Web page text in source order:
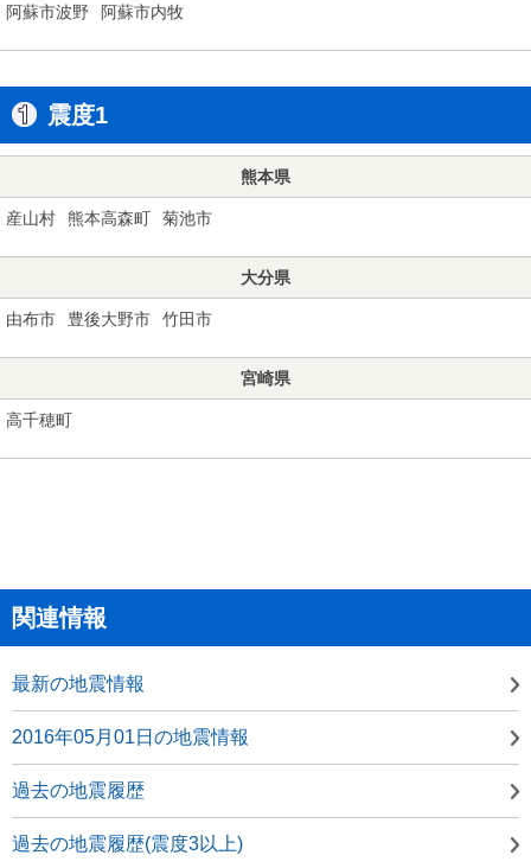
阿蘇市波野 阿蘇市内牧
震度1
熊本県
産山村 熊本高森町 菊池市
大分県
由布市 豊後大野市 竹田市
宮崎県
高千穂町
関連情報
最新の地震情報
2016年05月01日の地震情報
過去の地震履歴
過去の地震履歴(震度3以上)